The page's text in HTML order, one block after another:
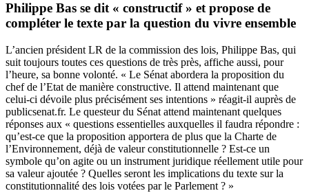
Philippe Bas se dit « constructif » et propose de
compléter le texte par la question du vivre ensemble
L’ancien président LR de la commission des lois, Philippe Bas, qui
suit toujours toutes ces questions de très près, affiche aussi, pour
l’heure, sa bonne volonté. « Le Sénat abordera la proposition du
chef de l’Etat de manière constructive. Il attend maintenant que
celui-ci dévoile plus précisément ses intentions » réagit-il auprès de
publicsenat.fr. Le questeur du Sénat attend maintenant quelques
réponses aux « questions essentielles auxquelles il faudra répondre :
qu’est-ce que la proposition apportera de plus que la Charte de
l’Environnement, déjà de valeur constitutionnelle ? Est-ce un
symbole qu’on agite ou un instrument juridique réellement utile pour
sa valeur ajoutée ? Quelles seront les implications du texte sur la
constitutionnalité des lois votées par le Parlement ? »